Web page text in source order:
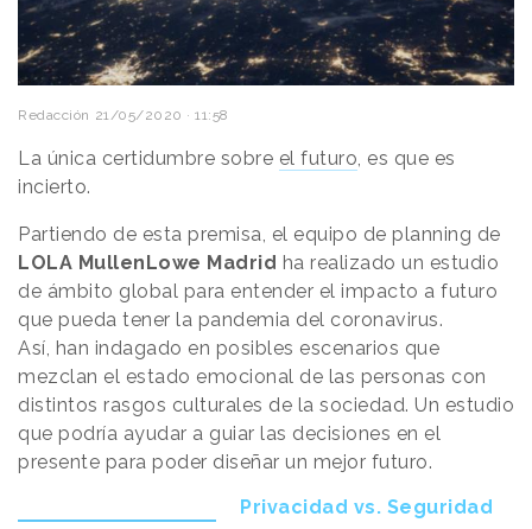
Redacción 21/05/2020 · 11:58
La única certidumbre sobre el futuro, es que es
incierto.
Partiendo de esta premisa, el equipo de planning de
LOLA MullenLowe Madrid ha realizado un estudio
de ámbito global para entender el impacto a futuro
que pueda tener la pandemia del coronavirus.
Así, han indagado en posibles escenarios que
mezclan el estado emocional de las personas con
distintos rasgos culturales de la sociedad. Un estudio
que podría ayudar a guiar las decisiones en el
presente para poder diseñar un mejor futuro.
Privacidad vs. Seguridad